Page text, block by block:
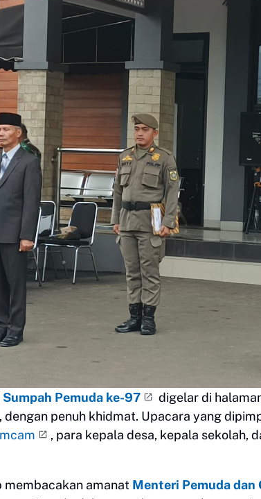
Sumpah Pemuda ke-97 digelar di
, dengan penuh khidmat. Upacara yang
, para kepala desa, kepala sekolah,
membacakan amanat Menteri Pemuda dan